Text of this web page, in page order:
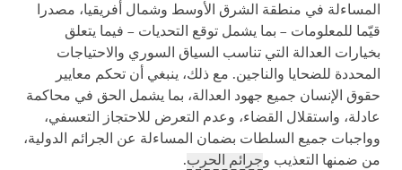
المساءلة في منطقة الشرق الأوسط وشمال أفريقيا، مصدرا
قيّما للمعلومات – بما يشمل توقع التحديات – فيما يتعلق
بخيارات العدالة التي تناسب السياق السوري والاحتياجات
المحددة للضحايا والناجين. مع ذلك، ينبغي أن تحكم معايير
حقوق الإنسان جميع جهود العدالة، بما يشمل الحق في محاكمة
عادلة، واستقلال القضاء، وعدم التعرض للاحتجاز التعسفي،
وواجبات جميع السلطات بضمان المساءلة عن الجرائم الدولية،
من ضمنها التعذيب وجرائم الحرب.